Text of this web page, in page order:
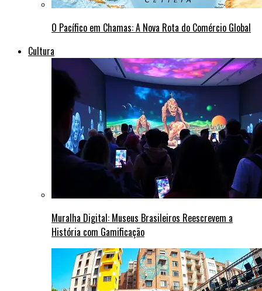
O Pacífico em Chamas: A Nova Rota do Comércio Global
Cultura
Muralha Digital: Museus Brasileiros Reescrevem a
História com Gamificação